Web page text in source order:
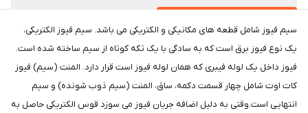
سیم فیوز شامل قطعه های مکانیکی و الکتریکی می باشد. سیم فیوز الکتریکی،
یک نوع فیوز برق است که به سادگی با یک تکه کوتاه از سیم ساخته شده است.
فیوز داخل یک لوله فیبری که همان لوله فیوز است قرار دارد. المنت (سیم) فیوز
کات اوت شامل چهار قسمت دکمه، ساق، المنت (سیم ذوب شونده) و سیم
انتهایی است.وقتی به دلیل اضافه جریان فیوز می سوزد قوس الکتریکی حاصل به